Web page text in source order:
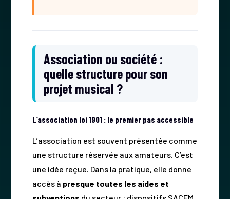
Association ou société :
quelle structure pour son
projet musical ?
L’association loi 1901 : le premier pas accessible
L’association est souvent présentée comme
une structure réservée aux amateurs. C’est
une idée reçue. Dans la pratique, elle donne
accès à presque toutes les aides et